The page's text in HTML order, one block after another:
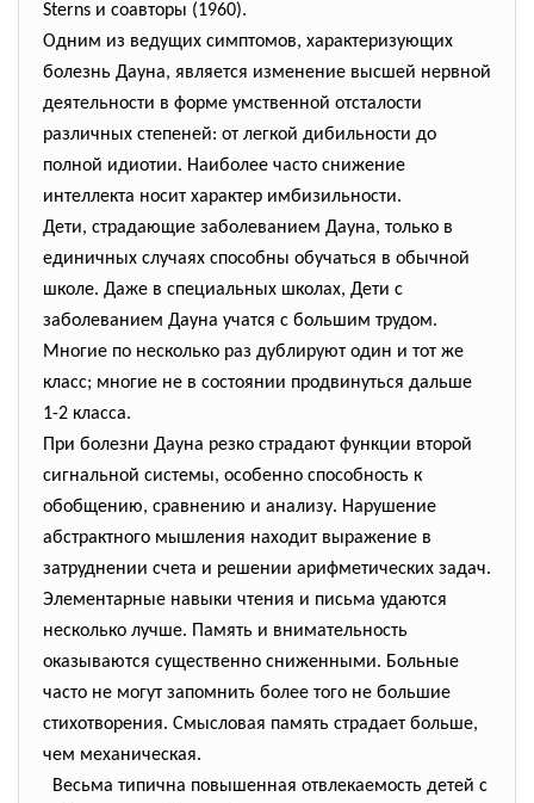
Sterns и соавторы (1960).
Одним из ведущих симптомов, характеризующих
болезнь Дауна, является изменение высшей нервной
деятельности в форме умственной отсталости
различных степеней: от легкой дибильности до
полной идиотии. Наиболее часто снижение
интеллекта носит характер имбизильности.
Дети, страдающие заболеванием Дауна, только в
единичных случаях способны обучаться в обычной
школе. Даже в специальных школах, Дети с
заболеванием Дауна учатся с большим трудом.
Многие по несколько раз дублируют один и тот же
класс; многие не в состоянии продвинуться дальше
1-2 класса.
При болезни Дауна резко страдают функции второй
сигнальной системы, особенно способность к
обобщению, сравнению и анализу. Нарушение
абстрактного мышления находит выражение в
затруднении счета и решении арифметических задач.
Элементарные навыки чтения и письма удаются
несколько лучше. Память и внимательность
оказываются существенно сниженными. Больные
часто не могут запомнить более того не большие
стихотворения. Смысловая память страдает больше,
чем механическая.
Весьма типична повышенная отвлекаемость детей с